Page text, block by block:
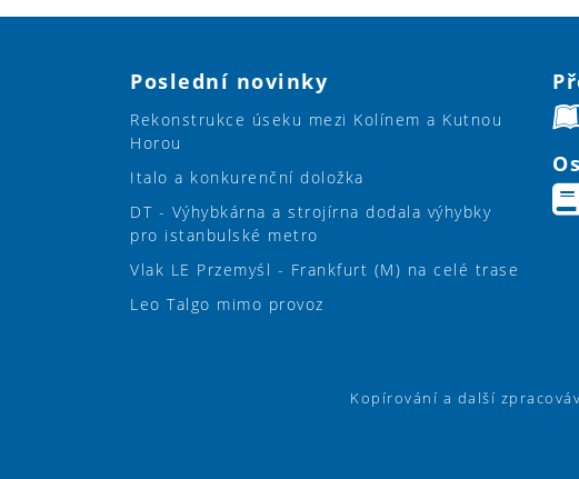
Poslední novinky
Rekonstrukce úseku mezi Kolínem a Kutnou
Horou
Italo a konkurenční doložka
DT - Výhybkárna a strojírna dodala výhybky
pro istanbulské metro
Vlak LE Przemyśl - Frankfurt (M) na celé trase
Leo Talgo mimo provoz
Kopírování a další